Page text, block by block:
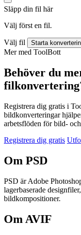
Släpp din fil här
Välj först en fil.
Välj fil Starta
Mer med ToolBott
Behöver du
Registrera dig gratis i
bildkonverteringar
arbetsflöden för bild-
Registrera dig gratis
Om PSD
PSD är Adobe
lagerbaserade
bildkompositioner.
Om AVIF